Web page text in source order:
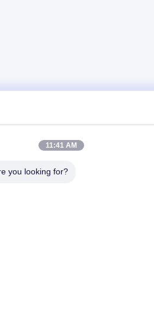
11:41 AM
you looking for?